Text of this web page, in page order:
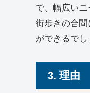
で、幅広い
街歩きの合
ができるでし
3. 理由